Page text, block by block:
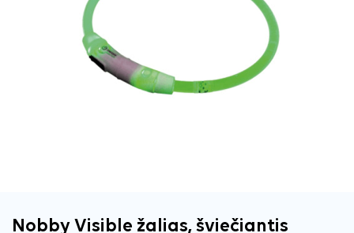
Nobby Visible žalias, šviečiantis